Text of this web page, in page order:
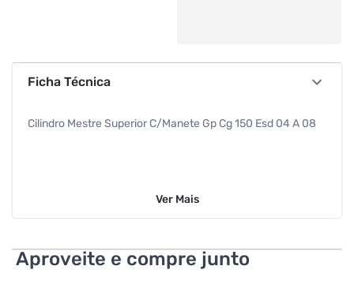
Ficha Técnica
Cilindro Mestre Superior C/Manete Gp Cg 150 Esd 04 A 08
Ver Mais
Aproveite e compre junto